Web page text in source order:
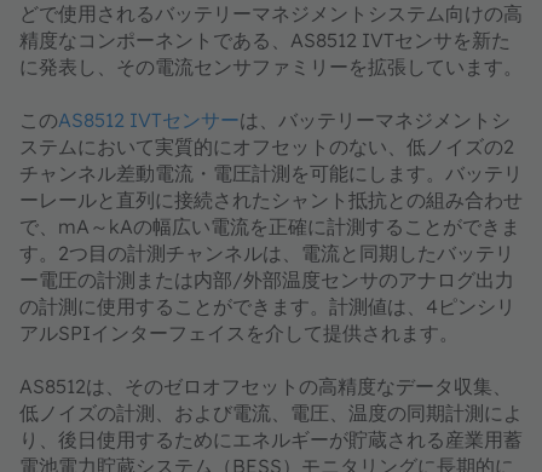
どで使用されるバッテリーマネジメントシステム向けの高
精度なコンポーネントである、AS8512 IVTセンサを新た
に発表し、その電流センサファミリーを拡張しています。
このAS8512 IVTセンサーは、バッテリーマネジメントシ
ステムにおいて実質的にオフセットのない、低ノイズの2
チャンネル差動電流・電圧計測を可能にします。バッテリ
ーレールと直列に接続されたシャント抵抗との組み合わせ
で、mA～kAの幅広い電流を正確に計測することができま
す。2つ目の計測チャンネルは、電流と同期したバッテリ
ー電圧の計測または内部/外部温度センサのアナログ出力
の計測に使用することができます。計測値は、4ピンシリ
アルSPIインターフェイスを介して提供されます。
AS8512は、そのゼロオフセットの高精度なデータ収集、
低ノイズの計測、および電流、電圧、温度の同期計測によ
り、後日使用するためにエネルギーが貯蔵される産業用蓄
電池電力貯蔵システム（BESS）モニタリングに長期的に